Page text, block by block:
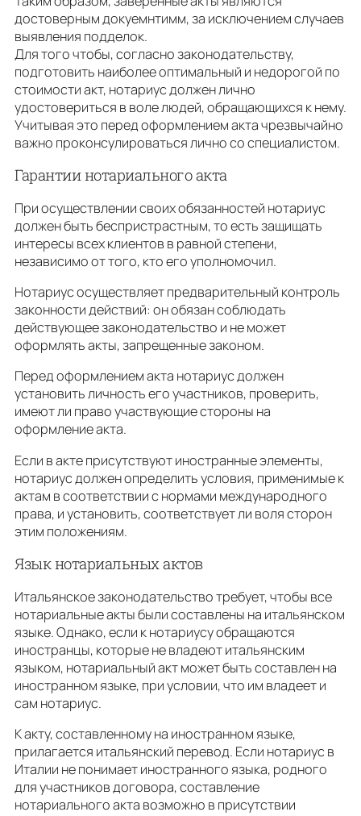
достоверным докуемнтимм, за исключением случаев
выявления подделок.
Для того чтобы, согласно законодательству,
подготовить наиболее оптимальный и недорогой по
стоимости акт, нотариус должен лично
удостовериться в воле людей, обращающихся к нему.
Учитывая это перед оформлением акта чрезвычайно
важно проконсулироваться лично со специалистом.
Гарантии нотариального акта
При осуществлении своих обязанностей нотариус
должен быть беспристрастным, то есть защищать
интересы всех клиентов в равной степени,
независимо от того, кто его уполномочил.
Нотариус осуществляет предварительный контроль
законности действий: он обязан соблюдать
действующее законодательство и не может
оформлять акты, запрещенные законом.
Перед оформлением акта нотариус должен
установить личность его участников, проверить,
имеют ли право участвующие стороны на
оформление акта.
Если в акте присутствуют иностранные элементы,
нотариус должен определить условия, применимые к
актам в соответствии с нормами международного
права, и установить, соответствует ли воля сторон
этим положениям.
Язык нотариальных актов
Итальянское законодательство требует, чтобы все
нотариальные акты были составлены на итальянском
языке. Однако, если к нотариусу обращаются
иностранцы, которые не владеют итальянским
языком, нотариальный акт может быть составлен на
иностранном языке, при условии, что им владеет и
сам нотариус.
К акту, составленному на иностранном языке,
прилагается итальянский перевод. Если нотариус в
Италии не понимает иностранного языка, родного
для участников договора, составление
нотариального акта возможно в присутствии